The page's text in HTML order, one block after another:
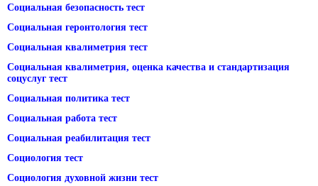
Социальная безопасность тест
Социальная геронтология тест
Социальная квалиметрия тест
Социальная квалиметрия, оценка качества и стандартизация
соцуслуг тест
Социальная политика тест
Социальная работа тест
Социальная реабилитация тест
Социология тест
Социология духовной жизни тест